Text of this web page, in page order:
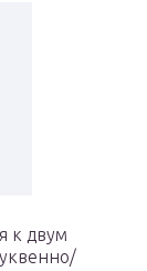
к двум